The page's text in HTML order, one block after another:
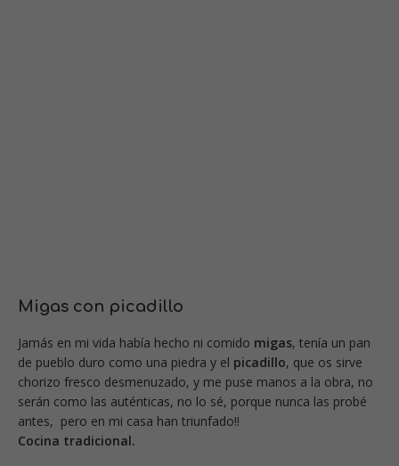
Migas con picadillo
Jamás en mi vida había hecho ni comido migas, tenía un pan
de pueblo duro como una piedra y el picadillo, que os sirve
chorizo fresco desmenuzado, y me puse manos a la obra, no
serán como las auténticas, no lo sé, porque nunca las probé
antes, pero en mi casa han triunfado!!
Cocina tradicional.